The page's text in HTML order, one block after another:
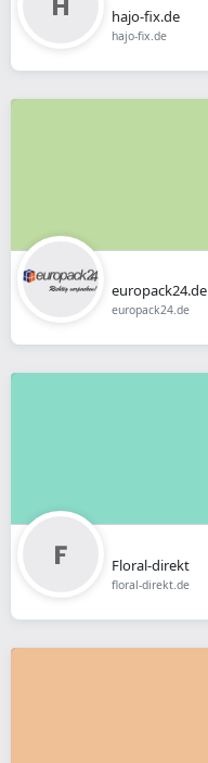
hajo-fix.de
hajo-fix.de
europack24.de
europack24.de
Floral-direkt
floral-direkt.de